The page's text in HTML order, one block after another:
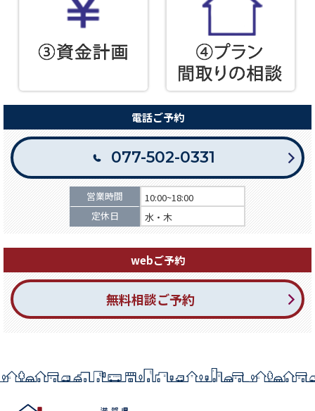
電話ご予約
077-502-0331
営業時間
10:00~18:00
定休日
水・木
webご予約
無料相談ご予約